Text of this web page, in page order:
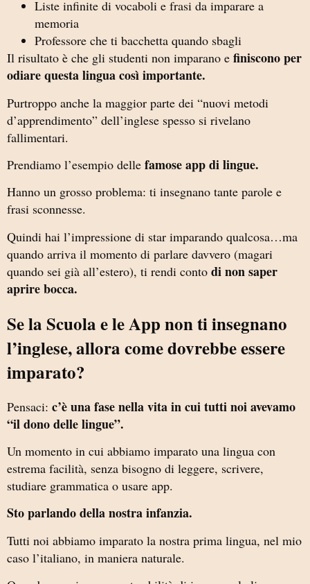
Liste infinite di vocaboli e frasi da imparare a
memoria
Professore che ti bacchetta quando sbagli
Il risultato è che gli studenti non imparano e finiscono per
odiare questa lingua così importante.
Purtroppo anche la maggior parte dei “nuovi metodi
d’apprendimento” dell’inglese spesso si rivelano
fallimentari.
Prendiamo l’esempio delle famose app di lingue.
Hanno un grosso problema: ti insegnano tante parole e
frasi sconnesse.
Quindi hai l’impressione di star imparando qualcosa…ma
quando arriva il momento di parlare davvero (magari
quando sei già all’estero), ti rendi conto di non saper
aprire bocca.
Se la Scuola e le App non ti insegnano
l’inglese, allora come dovrebbe essere
imparato?
Pensaci: c’è una fase nella vita in cui tutti noi avevamo
“il dono delle lingue”.
Un momento in cui abbiamo imparato una lingua con
estrema facilità, senza bisogno di leggere, scrivere,
studiare grammatica o usare app.
Sto parlando della nostra infanzia.
Tutti noi abbiamo imparato la nostra prima lingua, nel mio
caso l’italiano, in maniera naturale.